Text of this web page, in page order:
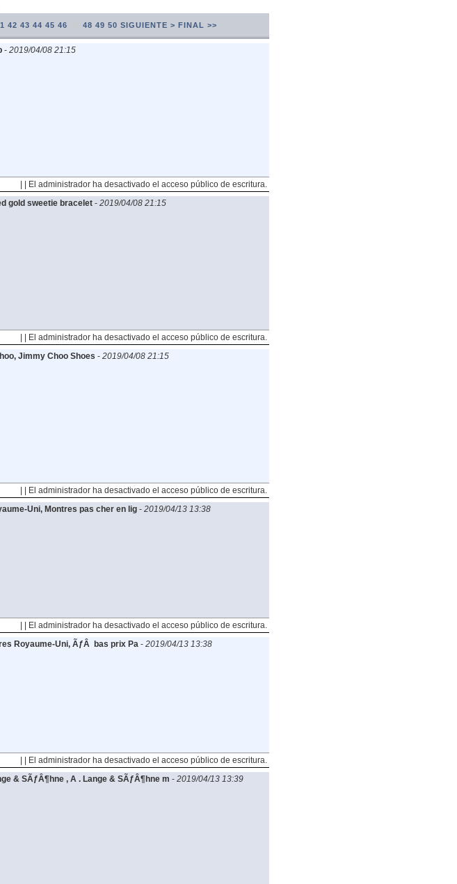
42 43 44 45 46 48 49 50 SIGUIENTE > FINAL >>
- 2019/04/08 21:15
| | El administrador ha desactivado el acceso público de escritura.
gold sweetie bracelet- 2019/04/08 21:15
| | El administrador ha desactivado el acceso público de escritura.
Jimmy Choo Shoes - 2019/04/08 21:15
| | El administrador ha desactivado el acceso público de escritura.
Uni, Montres pas cher en lig- 2019/04/13 13:38
| | El administrador ha desactivado el acceso público de escritura.
Royaume-Uni, ÃƒÂ bas prix Pa- 2019/04/13 13:38
| | El administrador ha desactivado el acceso público de escritura.
& SÃƒÂ¶hne , A . Lange & SÃƒÂ¶hne m - 2019/04/13 13:39